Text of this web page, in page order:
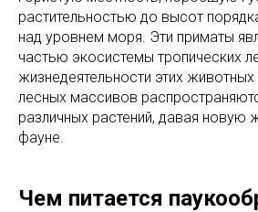
растительностью до высот
над уровнем моря. Эти приматы
частью экосистемы тропических
жизнедеятельности этих животных
лесных массивов
различных растений, давая новую
фауне.
Чем питается